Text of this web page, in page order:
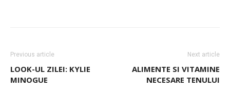
Previous article
LOOK-UL ZILEI: KYLIE
MINOGUE
Next article
ALIMENTE SI VITAMINE
NECESARE TENULUI